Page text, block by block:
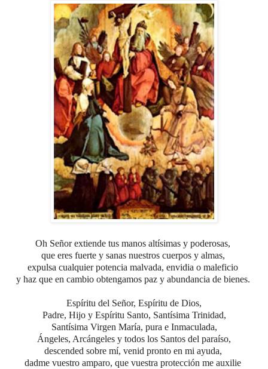
Oh Señor extiende tus manos altísimas y poderosas,
que eres fuerte y sanas nuestros cuerpos y almas,
expulsa cualquier potencia malvada, envidia o maleficio
y haz que en cambio obtengamos paz y abundancia de bienes.
Espíritu del Señor, Espíritu de Dios,
Padre, Hijo y Espíritu Santo, Santísima Trinidad,
Santísima Virgen María, pura e Inmaculada,
Ángeles, Arcángeles y todos los Santos del paraíso,
descended sobre mí, venid pronto en mi ayuda,
dadme vuestro amparo, que vuestra protección me auxilie